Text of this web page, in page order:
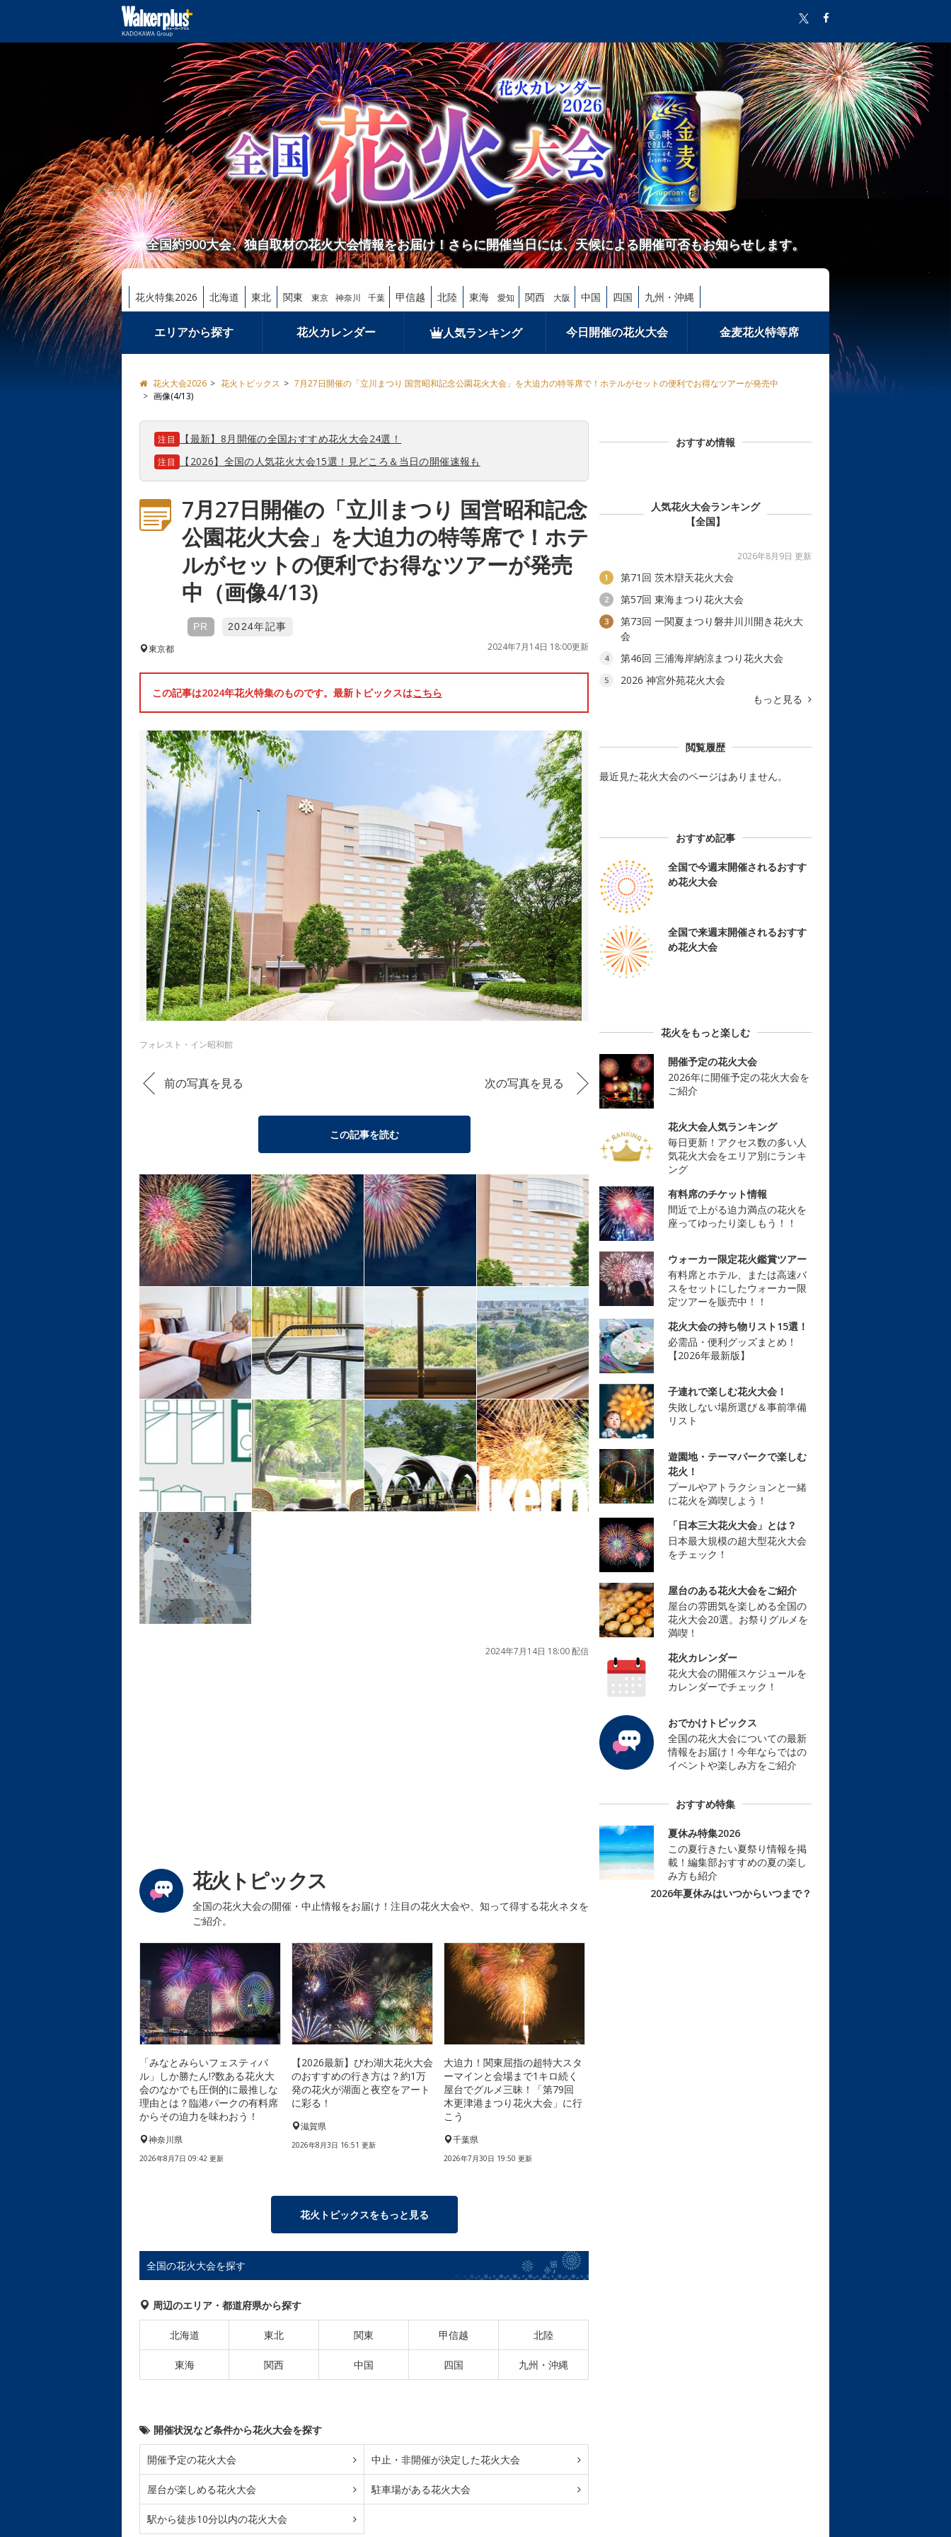
全国約900大会、独自取材の花火大会情報をお届け！さらに開催当日には、天候による開催可否もお知らせします。
花火特集2026 北海道 東北 関東 東京 神奈川 千葉 甲信越 北陸 東海 愛知 関西 大阪 中国 四国 九州・沖縄
エリアから探す 花火カレンダー 人気ランキング 今日開催の花火大会 金麦花火特等席
花火大会2026 花火トピックス
7月27日開催の「立川まつり 国営昭和記念公園花火大会」を大迫力の特等席で！ホテルがセットの便利でお得なツアーが発売中
画像(4/13)
注目 【最新】8月開催の全国おすすめ花火大会24選！
注目 【2026】全国の人気花火大会15選！見どころ＆当日の開催速報も
7月27日開催の「立川まつり 国営昭和記念
公園花火大会」を大迫力の特等席で！ホテ
ルがセットの便利でお得なツアーが発売
中（画像4/13)
PR 2024年記事
東京都 2024年7月14日 18:00更新
この記事は2024年花火特集のものです。最新トピックスはこちら
フォレスト・イン昭和館
前の写真を見る 次の写真を見る
この記事を読む
2024年7月14日 18:00 配信
花火トピックス
全国の花火大会の開催・中止情報をお届け！注目の花火大会や、知って得する花火ネタを
ご紹介。
「みなとみらいフェスティバ
ル」しか勝たん!?数ある花火大
会のなかでも圧倒的に最推しな
理由とは？臨港パークの有料席
からその迫力を味わおう！
神奈川県
2026年8月7日 09:42 更新
【2026最新】びわ湖大花火大会
のおすすめの行き方は？約1万
発の花火が湖面と夜空をアート
に彩る！
滋賀県
2026年8月3日 16:51 更新
大迫力！関東屈指の超特大スタ
ーマインと会場まで1キロ続く
屋台でグルメ三昧！「第79回
木更津港まつり花火大会」に行
こう
千葉県
2026年7月30日 19:50 更新
花火トピックスをもっと見る
全国の花火大会を探す
周辺のエリア・都道府県から探す
北海道 東北 関東 甲信越 北陸
東海 関西 中国 四国 九州・沖縄
開催状況など条件から花火大会を探す
開催予定の花火大会 中止・非開催が決定した花火大会
屋台が楽しめる花火大会 駐車場がある花火大会
駅から徒歩10分以内の花火大会
おすすめ情報
人気花火大会ランキング
【全国】
2026年8月9日 更新
1 第71回 茨木辯天花火大会
2 第57回 東海まつり花火大会
3
第73回 一関夏まつり磐井川川開き花火大
会
4 第46回 三浦海岸納涼まつり花火大会
5
2026 神宮外苑花火大会
もっと見る
閲覧履歴
最近見た花火大会のページはありません。
おすすめ記事
全国で今週末開催されるおすす
め花火大会
全国で来週末開催されるおすす
め花火大会
花火をもっと楽しむ
開催予定の花火大会
2026年に開催予定の花火大会を
ご紹介
花火大会人気ランキング
毎日更新！アクセス数の多い人
気花火大会をエリア別にランキ
ング
有料席のチケット情報
間近で上がる迫力満点の花火を
座ってゆったり楽しもう！！
ウォーカー限定花火鑑賞ツアー
有料席とホテル、または高速バ
スをセットにしたウォーカー限
定ツアーを販売中！！
花火大会の持ち物リスト15選！
必需品・便利グッズまとめ！
【2026年最新版】
子連れで楽しむ花火大会！
失敗しない場所選び＆事前準備
リスト
遊園地・テーマパークで楽しむ
花火！
プールやアトラクションと一緒
に花火を満喫しよう！
「日本三大花火大会」とは？
日本最大規模の超大型花火大会
をチェック！
屋台のある花火大会をご紹介
屋台の雰囲気を楽しめる全国の
花火大会20選。お祭りグルメを
満喫！
花火カレンダー
花火大会の開催スケジュールを
カレンダーでチェック！
おでかけトピックス
全国の花火大会についての最新
情報をお届け！今年ならではの
イベントや楽しみ方をご紹介
おすすめ特集
夏休み特集2026
この夏行きたい夏祭り情報を掲
載！編集部おすすめの夏の楽し
み方も紹介
2026年夏休みはいつからいつまで？